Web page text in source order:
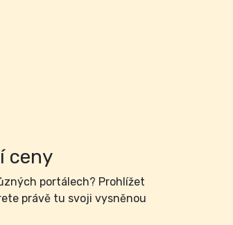
ceny
portálech? Prohlížet
právě tu svoji vysněnou